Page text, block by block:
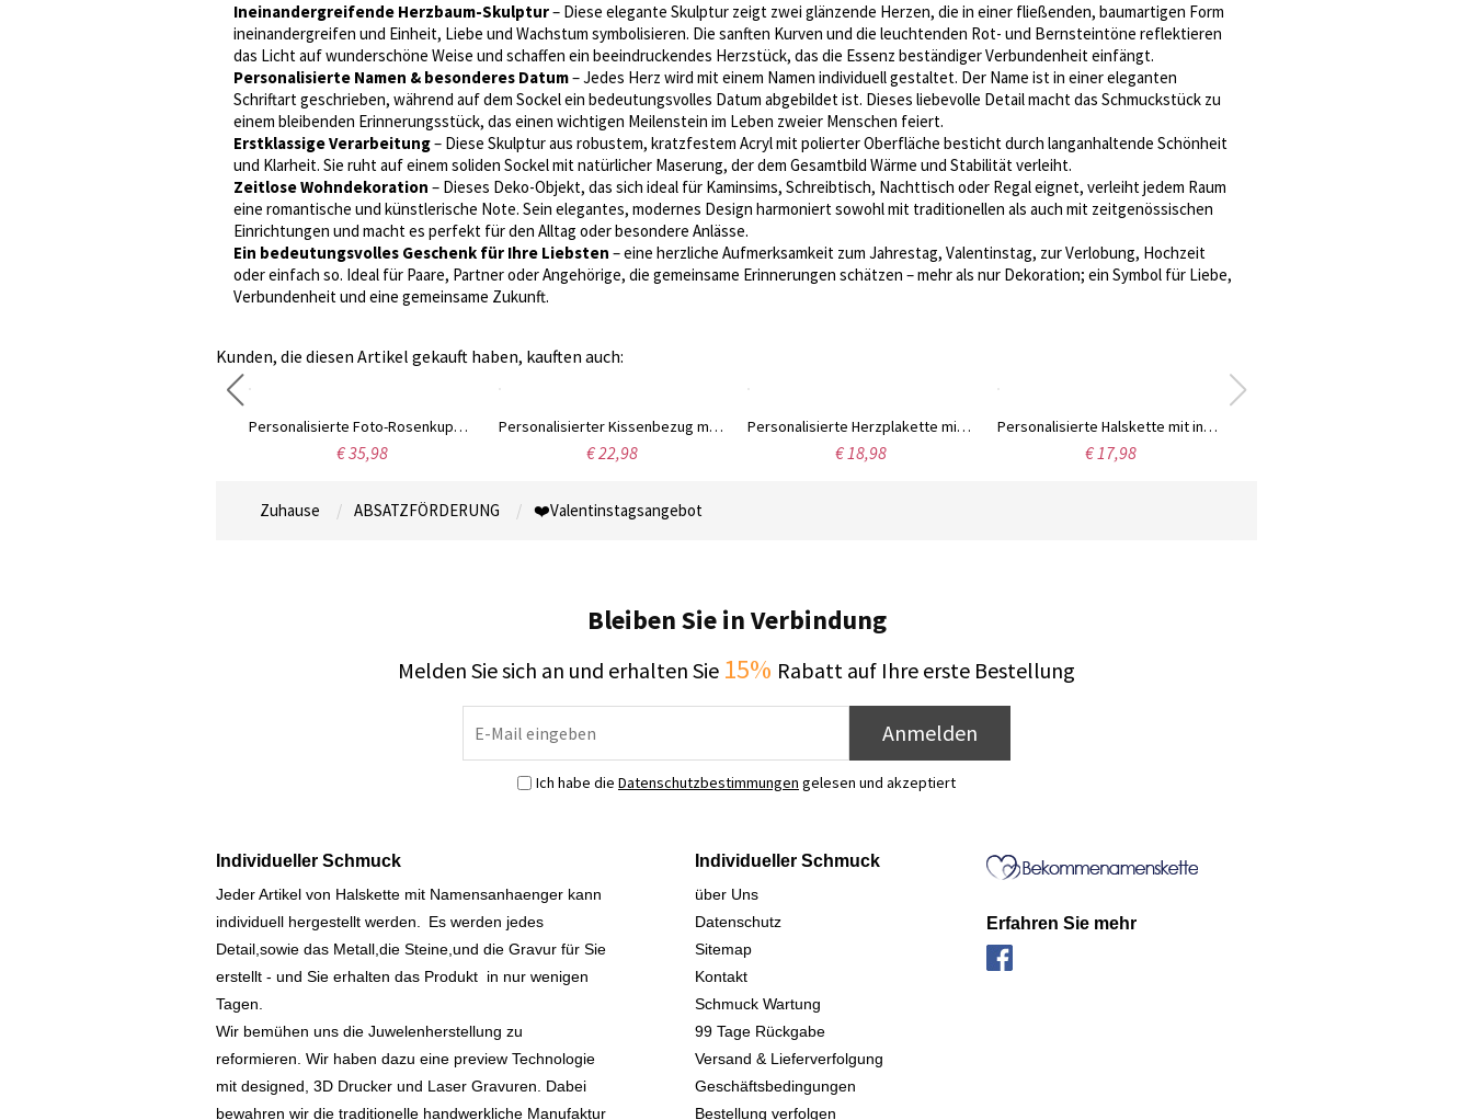
Ineinandergreifende Herzbaum-Skulptur– Diese elegante Skulptur zeigt zwei glänzende Herzen, die in einer fließenden, baumartigen Form
ineinandergreifen und Einheit, Liebe und Wachstum symbolisieren. Die sanften Kurven und die leuchtenden Rot- und Bernsteintöne reflektieren
das Licht auf wunderschöne Weise und schaffen ein beeindruckendes Herzstück, das die Essenz beständiger Verbundenheit einfängt.
Personalisierte Namen & besonderes Datum– Jedes Herz wird mit einem Namen individuell gestaltet. Der Name ist in einer eleganten
Schriftart geschrieben, während auf dem Sockel ein bedeutungsvolles Datum abgebildet ist. Dieses liebevolle Detail macht das Schmuckstück zu
einem bleibenden Erinnerungsstück, das einen wichtigen Meilenstein im Leben zweier Menschen feiert.
Erstklassige Verarbeitung– Diese Skulptur aus robustem, kratzfestem Acryl mit polierter Oberfläche besticht durch langanhaltende Schönheit
und Klarheit. Sie ruht auf einem soliden Sockel mit natürlicher Maserung, der dem Gesamtbild Wärme und Stabilität verleiht.
Zeitlose Wohndekoration – Dieses Deko-Objekt, das sich ideal für Kaminsims, Schreibtisch, Nachttisch oder Regal eignet, verleiht jedem Raum
eine romantische und künstlerische Note. Sein elegantes, modernes Design harmoniert sowohl mit traditionellen als auch mit zeitgenössischen
Einrichtungen und macht es perfekt für den Alltag oder besondere Anlässe.
Ein bedeutungsvolles Geschenk für Ihre Liebsten – eine herzliche Aufmerksamkeit zum Jahrestag, Valentinstag, zur Verlobung, Hochzeit
oder einfach so. Ideal für Paare, Partner oder Angehörige, die gemeinsame Erinnerungen schätzen – mehr als nur Dekoration; ein Symbol für Liebe,
Verbundenheit und eine gemeinsame Zukunft.
Kunden, die diesen Artikel gekauft haben, kauften auch:
Personalisierte Foto-Rosenkuppellampe mit Namen, romantisches LED-Licht, Wohndekoration, Valentinstags-/Jahrestagsgeschenk für Freundin/Ehefrau/Paar
€ 35,98
Personalisierter Kissenbezug mit Namen, Cowboy-Herz-Seilmotiv, rosa, mit optionaler Füllung, Heimdekoration, Valentinstagsgeschenk für Paare
€ 22,98
Personalisierte Herzplakette mit den Namen des Paares „Wir schaffen das“, Acryl-Liebesskulptur mit Sockel, Erinnerungsstück, Valentinstagsgeschenk für Paare/ihn/sie
€ 18,98
Personalisierte Halskette mit ineinander verschlungenen Herzen für 1-4 Namen, minimalistische Familienkette mit mehreren Herzanhängern, Geburtstags-/Muttertagsgeschenk für sie/Mama/Oma
€ 17,98
Zuhause ABSATZFÖRDERUNG ❤️Valentinstagsangebot
Bleiben Sie in Verbindung
Melden Sie sich an und erhalten Sie 15% Rabatt auf Ihre erste Bestellung
Anmelden
Ich habe die Datenschutzbestimmungen gelesen und akzeptiert
Individueller Schmuck
Jeder Artikel von Halskette mit Namensanhaenger kann
individuell hergestellt werden.
Es werden jedes
Detail,sowie das Metall,die Steine,und die Gravur für Sie
erstellt - und Sie erhalten das Produkt in nur wenigen
Tagen.
Wir bemühen uns die Juwelenherstellung zu
reformieren. Wir haben dazu eine preview Technologie
mit designed, 3D Drucker und Laser Gravuren. Dabei
bewahren wir die traditionelle handwerkliche Manufaktur
Individueller Schmuck
über Uns
Datenschutz
Sitemap
Kontakt
Schmuck Wartung
99 Tage Rückgabe
Versand & Lieferverfolgung
Geschäftsbedingungen
Bestellung verfolgen
Erfahren Sie mehr